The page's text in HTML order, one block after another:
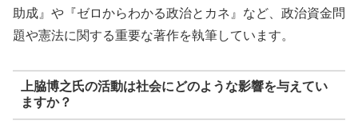
助成』や『ゼロからわかる政治とカネ』など、政治資金問
題や憲法に関する重要な著作を執筆しています。
上脇博之氏の活動は社会にどのような影響を与えてい
ますか？